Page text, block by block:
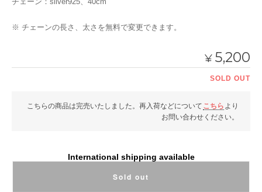
※ チェーンの長さ、太さを無料で変更できます。
¥ 5,200
SOLD OUT
こちらの商品は完売いたしました。再入荷などについて こちら より
お問い合わせください。
International shipping available
Sold out